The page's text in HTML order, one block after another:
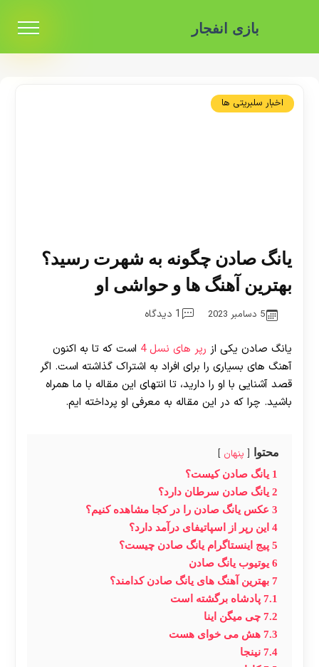
بازی انفجار
اخبار سلبریتی ها
یانگ صادن چگونه به شهرت رسید؟
بهترین آهنگ ها و حواشی او
5 دسامبر 2023 1 دیدگاه
یانگ صادن یکی از رپر های نسل 4
است که تا به اکنون
آهنگ های بسیاری را برای افراد به اشتراک گذاشته است. اگر
قصد آشنایی با او را دارید، تا انتهای این مقاله با ما همراه
باشید. چرا که در این مقاله به معرفی او پرداخته ایم.
محتوا پنهان
1 یانگ صادن کیست؟
2 یانگ صادن سرطان دارد؟
3 عکس یانگ صادن را در کجا مشاهده کنیم؟
4 این رپر از اسپاتیفای درآمد دارد؟
5 پیج اینستاگرام یانگ صادن چیست؟
6 یوتیوب یانگ صادن
7 بهترین آهنگ های یانگ صادن کدامند؟
7.1 پادشاه برگشته است
7.2 چی میگن اینا
7.3 هش می خوای هست
7.4 نینجا